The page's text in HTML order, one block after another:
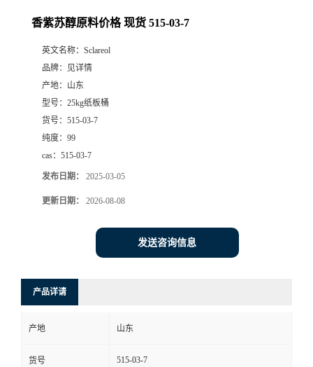
香紫苏醇原料价格 现货 515-03-7
英文名称： Sclareol
品牌：
见详情
产地： 山东
型号： 25kg纸板桶
货号： 515-03-7
纯度： 99
cas： 515-03-7
发布日期： 2025-03-05
更新日期： 2026-08-08
发送咨询信息
产品详请
产地 山东
货号 515-03-7